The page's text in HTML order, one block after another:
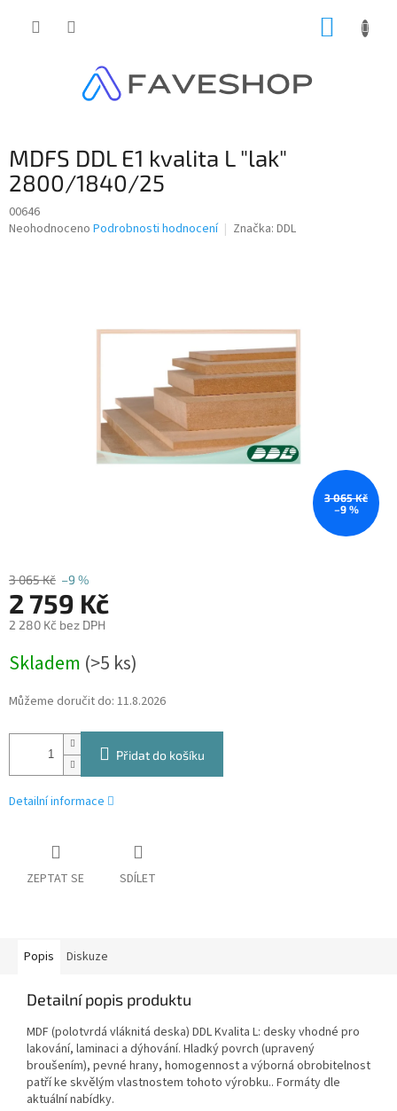
MDFS DDL E1 kvalita L "lak"
2800/1840/25
00646
Průměrné
Neohodnoceno Podrobnosti hodnocení Značka: DDL
3 065 Kč
–9 %
3 065 Kč –9 %
2 759 Kč
2 280 Kč bez DPH
cena:
Skladem (>5 ks)
Můžeme doručit do: 11.8.2026
Přidat do košíku
Detailní informace
ZEPTAT SE SDÍLET
Popis Diskuze
Detailní popis produktu
MDF (polotvrdá vláknitá deska) DDL Kvalita L: desky vhodné pro
lakování, laminaci a dýhování. Hladký povrch (upravený
broušením), pevné hrany, homogennost a výborná obrobitelnost
patří ke skvělým vlastnostem tohoto výrobku.. Formáty dle
aktuální nabídky.